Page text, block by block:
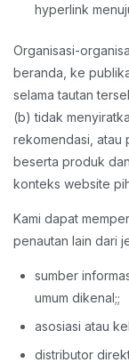
hyperlink
Organisasi-
beranda, ke
selama tautan
(b) tidak
rekomendasi, atau
beserta produk
konteks website
Kami dapat
penautan lain dari
sumber
umum dikenal;;
asosiasi atau
distributor